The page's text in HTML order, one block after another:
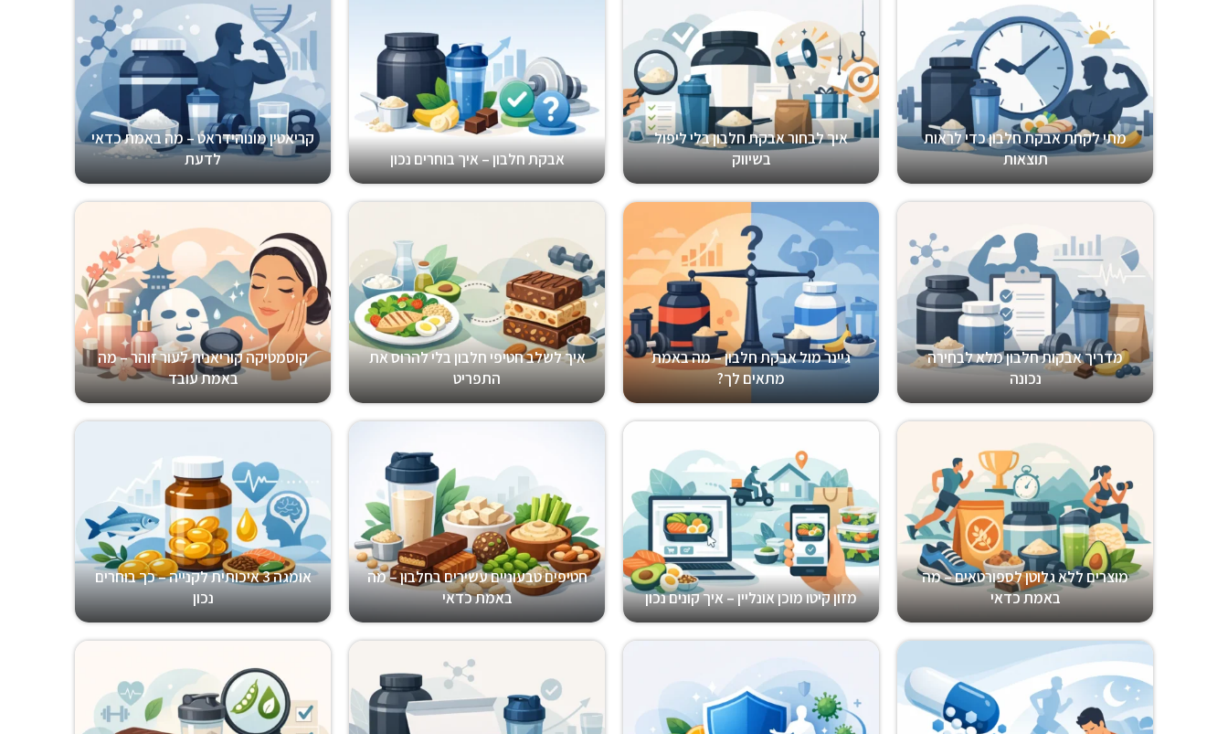
מתי לקחת אבקת חלבון כדי לראות
תוצאות
איך לבחור אבקת חלבון בלי ליפול
בשיווק
אבקת חלבון – איך בוחרים נכון
קריאטין מונוהידראט – מה באמת כדאי
לדעת
מדריך אבקות חלבון מלא לבחירה
נכונה
גיינר מול אבקת חלבון – מה באמת
מתאים לך?
איך לשלב חטיפי חלבון בלי להרוס את
התפריט
קוסמטיקה קוריאנית לעור זוהר – מה
באמת עובד
מוצרים ללא גלוטן לספורטאים – מה
באמת כדאי
מזון קיטו מוכן אונליין – איך קונים נכון
חטיפים טבעוניים עשירים בחלבון – מה
באמת כדאי
אומגה 3 איכותית לקנייה – כך בוחרים
נכון